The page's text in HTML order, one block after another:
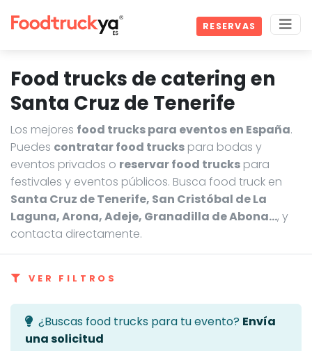
RESERVAS
Food trucks de catering en
Santa Cruz de Tenerife
Los mejores food trucks para eventos en España.
Puedes contratar food trucks para bodas y
eventos privados o reservar food trucks para
festivales y eventos públicos. Busca food truck en
Santa Cruz de Tenerife, San Cristóbal de La
Laguna, Arona, Adeje, Granadilla de Abona…, y
contacta directamente.
VER FILTROS
¿Buscas food trucks para tu evento? Envía
una solicitud